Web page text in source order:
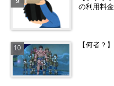
の利用料
【何者？